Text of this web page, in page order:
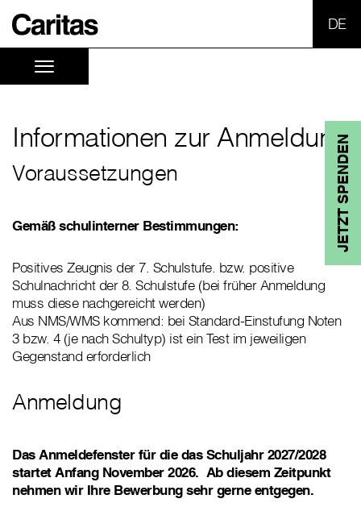
JETZT SPENDEN
Informationen zur Anmeldung
Voraussetzungen
Gemäß schulinterner Bestimmungen:
Positives Zeugnis der 7. Schulstufe. bzw. positive
Schulnachricht der 8. Schulstufe (bei früher Anmeldung
muss diese nachgereicht werden)
Aus NMS/WMS kommend: bei Standard-Einstufung Noten
3 bzw. 4 (je nach Schultyp) ist ein Test im jeweiligen
Gegenstand erforderlich
Anmeldung
Das Anmeldefenster für die das Schuljahr 2027/2028
startet Anfang November 2026. Ab diesem Zeitpunkt
nehmen wir Ihre Bewerbung sehr gerne entgegen.